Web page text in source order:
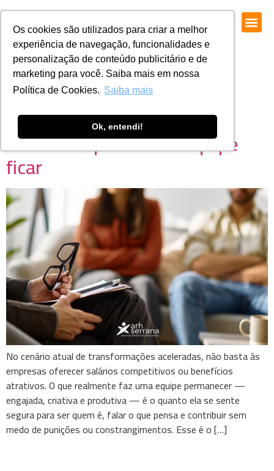
Os cookies são utilizados para criar a melhor
experiência de navegação, funcionalidades e
personalização de conteúdo publicitário e de
marketing para você. Saiba mais em nossa
Política de Cookies. Saiba mais
Ok, entendi!
Segurança Psicológica na
Prática: o que faz sua equipe
ficar
No cenário atual de transformações aceleradas, não basta às
empresas oferecer salários competitivos ou benefícios
atrativos. O que realmente faz uma equipe permanecer —
engajada, criativa e produtiva — é o quanto ela se sente
segura para ser quem é, falar o que pensa e contribuir sem
medo de punições ou constrangimentos. Esse é o […]